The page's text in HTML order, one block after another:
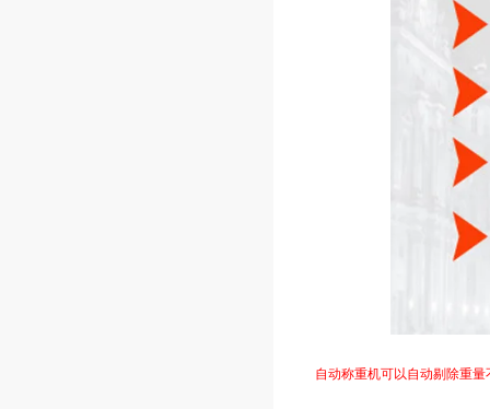
自动称重机可以自动剔除重